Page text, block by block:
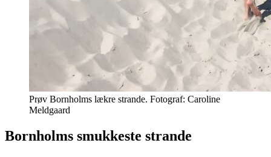
Prøv Bornholms lækre strande. Fotograf: Caroline
Meldgaard
Bornholms smukkeste strande